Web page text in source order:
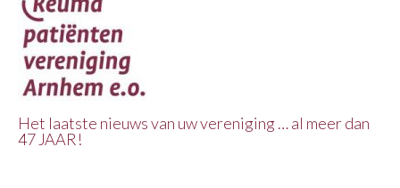
Het laatste nieuws van uw vereniging … al meer dan
47 JAAR!